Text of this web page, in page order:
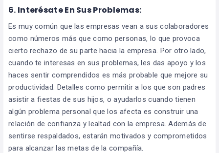
6. Interésate En Sus Problemas:
Es muy común que las empresas vean a sus colaboradores
como números más que como personas, lo que provoca
cierto rechazo de su parte hacia la empresa. Por otro lado,
cuando te interesas en sus problemas, les das apoyo y los
haces sentir comprendidos es más probable que mejore su
productividad. Detalles como permitir a los que son padres
asistir a fiestas de sus hijos, o ayudarlos cuando tienen
algún problema personal que los afecta es construir una
relación de confianza y lealtad con la empresa. Además de
sentirse respaldados, estarán motivados y comprometidos
para alcanzar las metas de la compañía.